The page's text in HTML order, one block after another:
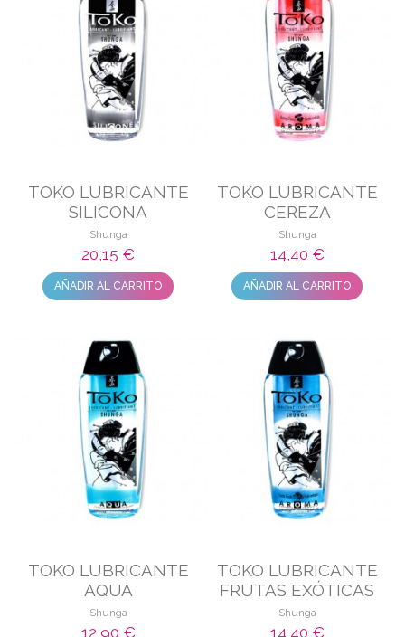
TOKO LUBRICANTE
SILICONA
Shunga
20,15 €
AÑADIR AL CARRITO
TOKO LUBRICANTE
CEREZA
Shunga
14,40 €
AÑADIR AL CARRITO
TOKO LUBRICANTE
AQUA
Shunga
12,90 €
TOKO LUBRICANTE
FRUTAS EXÓTICAS
Shunga
14,40 €